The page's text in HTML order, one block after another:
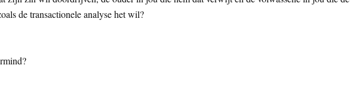
de transactionele analyse het wil?